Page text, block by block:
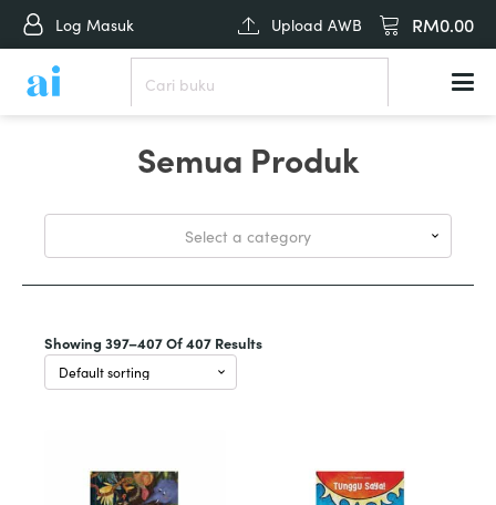
Log Masuk Upload AWB RM0.00
Semua Produk
Select a category
Showing 397–407 Of 407 Results